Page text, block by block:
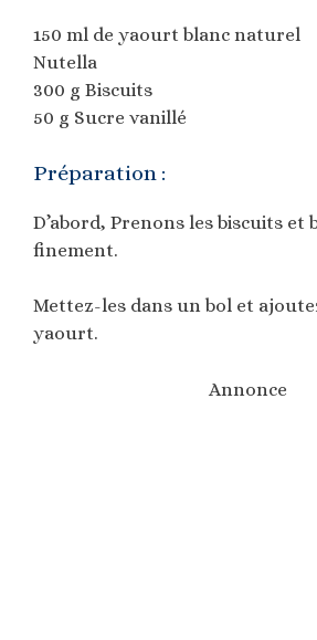
150 ml de yaourt blanc naturel
Nutella
300 g Biscuits
50 g Sucre vanillé
Préparation :
D’abord, Prenons les biscuits et
finement.
Mettez-les dans un bol et
yaourt.
Annonce